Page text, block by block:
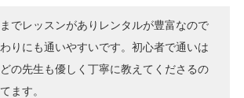
でレッスンがありレンタルが豊富なので
りにも通いやすいです。初心者で通いは
の先生も優しく丁寧に教えてくださるの
ます。